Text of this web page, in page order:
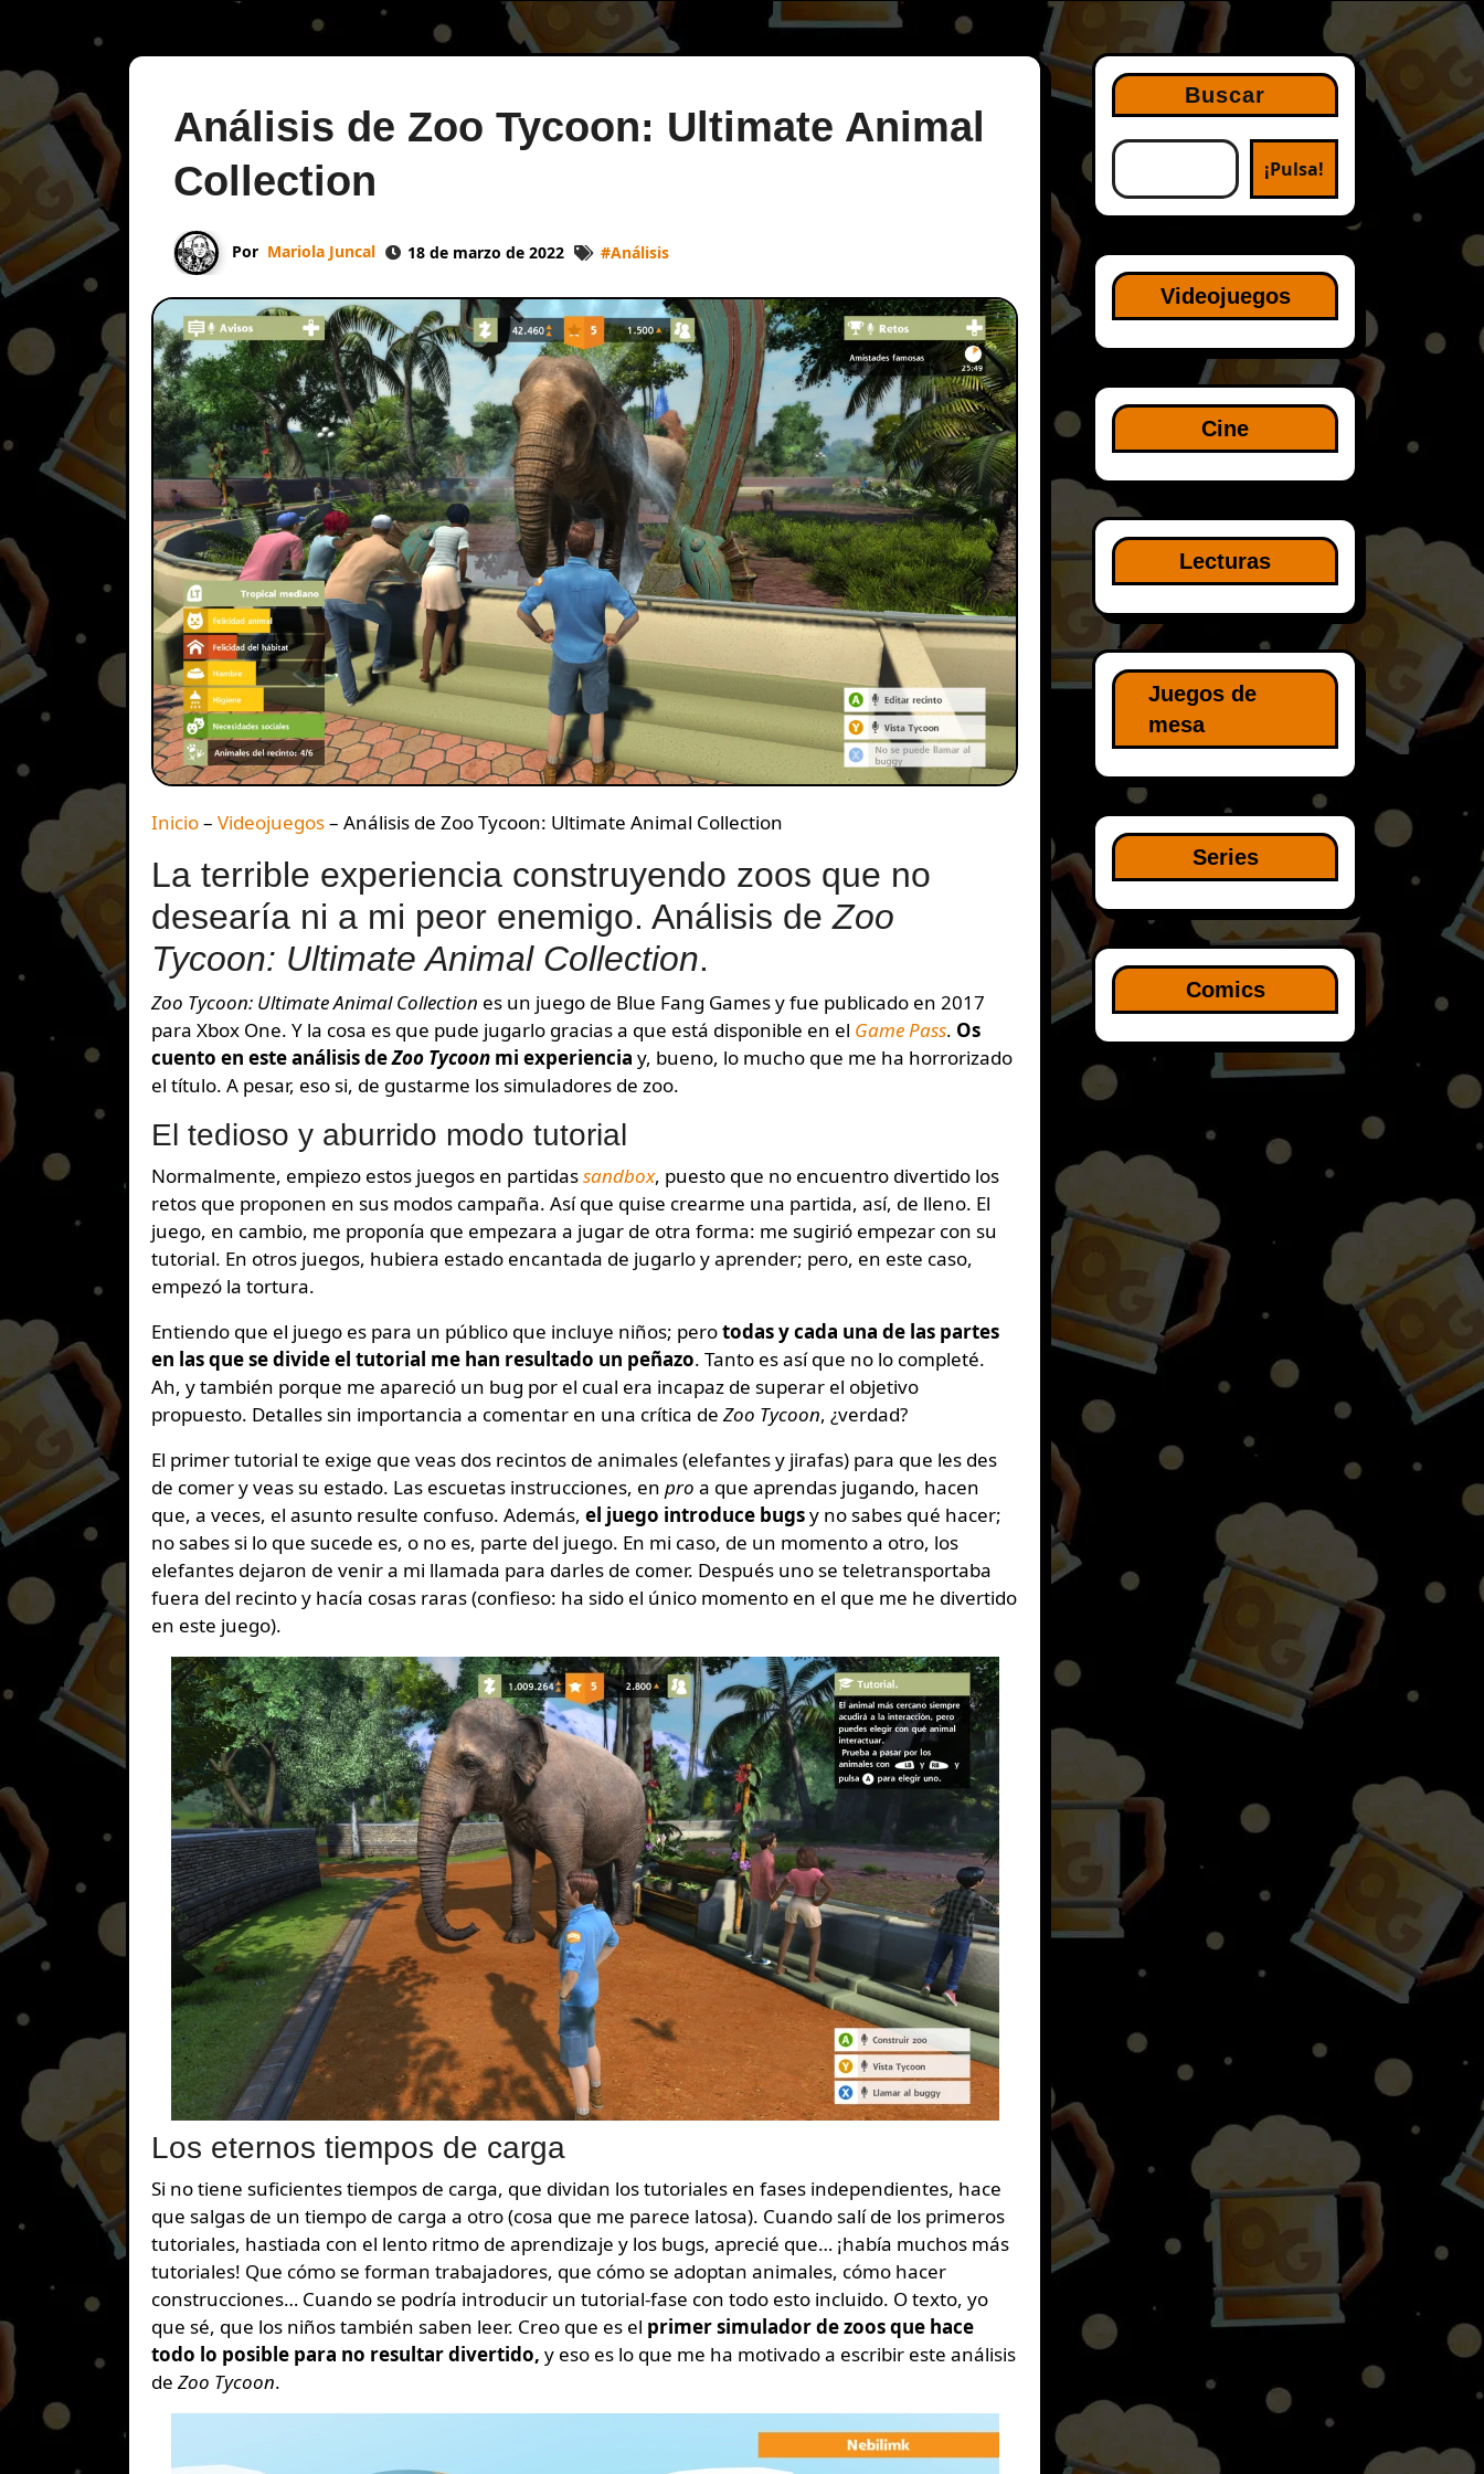
Análisis de Zoo Tycoon: Ultimate Animal
Collection
Por Mariola Juncal 18 de marzo de 2022 #Análisis
Inicio– Videojuegos– Análisis de Zoo Tycoon: Ultimate Animal Collection
La terrible experiencia construyendo zoos que no
desearía ni a mi peor enemigo. Análisis deZoo
Tycoon: Ultimate Animal Collection.
Zoo Tycoon: Ultimate Animal Collection es un juego de Blue Fang Games y fue publicado en 2017
para Xbox One. Y la cosa es que pude jugarlo gracias a que está disponible en el Game Pass. Os
cuento en este análisis deZoo Tycoon mi experiencia y, bueno, lo mucho que me ha horrorizado
el título. A pesar, eso si, de gustarme los simuladores de zoo.
El tedioso y aburrido modo tutorial
Normalmente, empiezo estos juegos en partidassandbox, puesto que no encuentro divertido los
retos que proponen en sus modos campaña. Así que quise crearme una partida, así, de lleno. El
juego, en cambio, me proponía que empezara a jugar de otra forma: me sugirió empezar con su
tutorial. En otros juegos, hubiera estado encantada de jugarlo y aprender; pero, en este caso,
empezó la tortura.
Entiendo que el juego es para un público que incluye niños; perotodas y cada una de las partes
en las que se divide el tutorial me han resultado un peñazo. Tanto es así que no lo completé.
Ah, y también porque me apareció un bug por el cual era incapaz de superar el objetivo
propuesto. Detalles sin importancia a comentar en una crítica de Zoo Tycoon, ¿verdad?
El primer tutorial te exige que veas dos recintos de animales (elefantes y jirafas) para que les des
de comer y veas su estado. Las escuetas instrucciones, en pro a que aprendas jugando, hacen
que, a veces, el asunto resulte confuso. Además, el juego introduce bugsy no sabes qué hacer;
no sabes si lo que sucede es, o no es, parte del juego. En mi caso, de un momento a otro, los
elefantes dejaron de venir a mi llamada para darles de comer. Después uno se teletransportaba
fuera del recinto y hacía cosas raras (confieso: ha sido el único momento en el que me he divertido
en este juego).
Los eternos tiempos de carga
Si no tiene suficientes tiempos de carga, que dividan los tutoriales en fases independientes, hace
que salgas de un tiempo de carga a otro (cosa que me parece latosa). Cuando salí de los primeros
tutoriales, hastiada con el lento ritmo de aprendizaje y los bugs, aprecié que… ¡había muchos más
tutoriales! Que cómo se forman trabajadores, que cómo se adoptan animales, cómo hacer
construcciones… Cuando se podría introducir un tutorial-fase con todo esto incluido. O texto, yo
que sé, que los niños también saben leer. Creo que es el primer simulador de zoos que hace
todo lo posible para no resultar divertido, y eso es lo que me ha motivado a escribir este análisis
de Zoo Tycoon.
Buscar
¡Pulsa!
Videojuegos
Cine
Lecturas
Juegos de
mesa
Series
Comics